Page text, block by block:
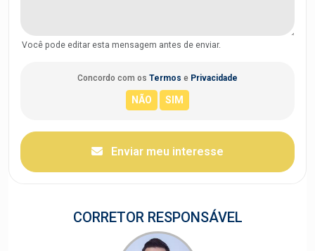
Você pode editar esta mensagem antes de enviar.
Concordo com os Termos e Privacidade
Enviar meu interesse
CORRETOR RESPONSÁVEL